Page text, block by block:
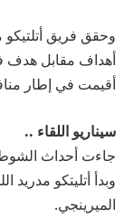
وحقق فريق أتلتيكو
أهداف مقابل هدف
أقيمت في إطار
سيناريو اللقاء ..
جاءت أحداث الشوط
وبدأ أتليتكو
الميرينجي.